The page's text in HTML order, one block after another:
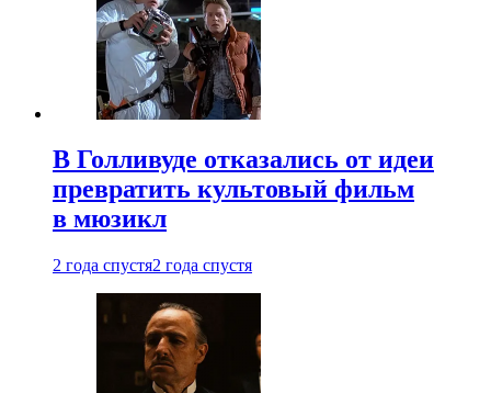
В Голливуде отказались от идеи
превратить культовый фильм
в мюзикл
2 года спустя2 года спустя